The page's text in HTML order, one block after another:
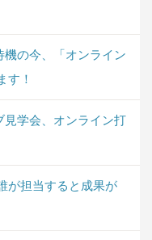
の今、「オンライン
す！
学会、オンライン打
が担当すると成果が